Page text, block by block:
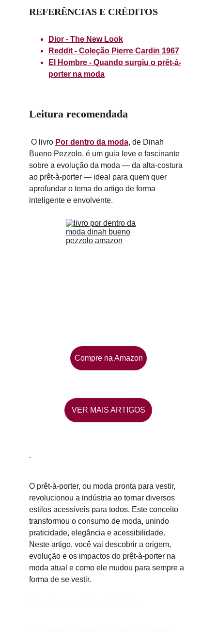
REFERÊNCIAS E CRÉDITOS
Dior - The New Look
Reddit - Coleção Pierre Cardin 1967
El Hombre - Quando surgiu o prêt-à-
porter na moda
Leitura recomendada
O livro Por dentro da moda, de Dinah
Bueno Pezzolo, é um guia leve e fascinante
sobre a evolução da moda — da alta-costura
ao prêt-à-porter — ideal para quem quer
aprofundar o tema do artigo de forma
inteligente e envolvente.
Compre na Amazon
VER MAIS ARTIGOS
.
O prêt-à-porter, ou moda pronta para vestir,
revolucionou a indústria ao tornar diversos
estilos acessíveis para todos. Este conceito
transformou o consumo de moda, unindo
praticidade, elegância e acessibilidade.
Neste artigo, você vai descobrir a origem,
evolução e os impactos do prêt-à-porter na
moda atual e como ele mudou para sempre a
forma de se vestir.